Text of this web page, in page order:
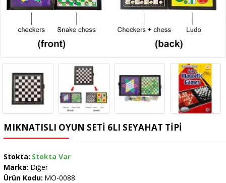
MIKNATISLI OYUN SETI 6LI SEYAHAT TIPI
Stokta: Stokta Var
Marka: Diğer
Ürün Kodu: MO-0088